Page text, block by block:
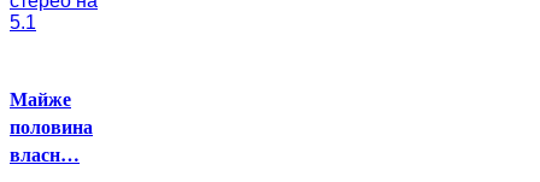
Майже
половина
власн…